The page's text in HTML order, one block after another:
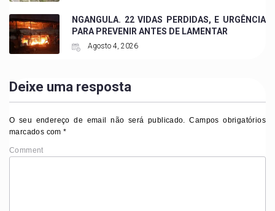
NGANGULA. 22 VIDAS PERDIDAS, E URGÊNCIA
PARA PREVENIR ANTES DE LAMENTAR
Agosto 4, 2026
Deixe uma resposta
O seu endereço de email não será publicado. Campos obrigatórios
marcados com*
Comment